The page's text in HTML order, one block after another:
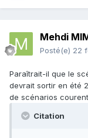
Mehdi
Posté(e) 22
Paraîtrait-il que le
devrait sortir en été
de scénarios
Citation